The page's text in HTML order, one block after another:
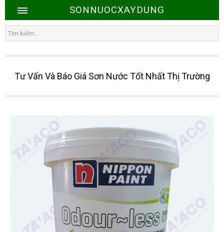
SONNUOCXAYDUNG
Tư Vấn Và Báo Giá Sơn Nước Tốt Nhất Thị Trường